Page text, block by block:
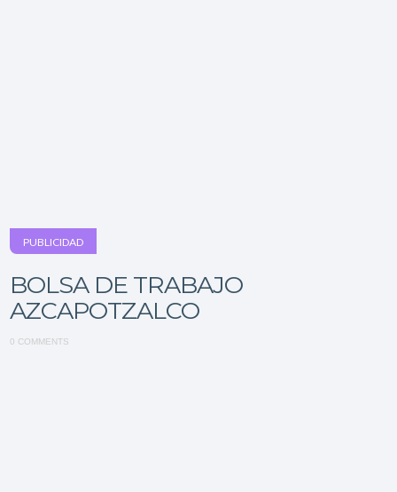
PUBLICIDAD
BOLSA DE TRABAJO
AZCAPOTZALCO
0 COMMENTS